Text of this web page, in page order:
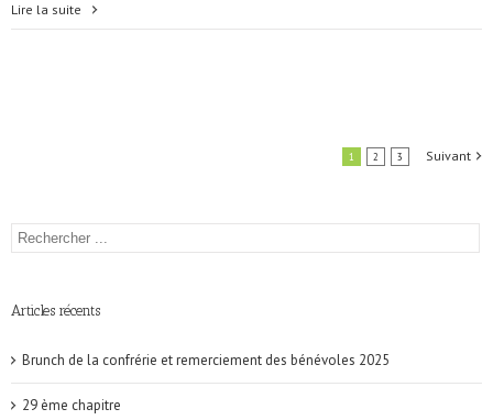
Lire la suite
1 2 3 Suivant
Articles récents
Brunch de la confrérie et remerciement des bénévoles 2025
29 ème chapitre